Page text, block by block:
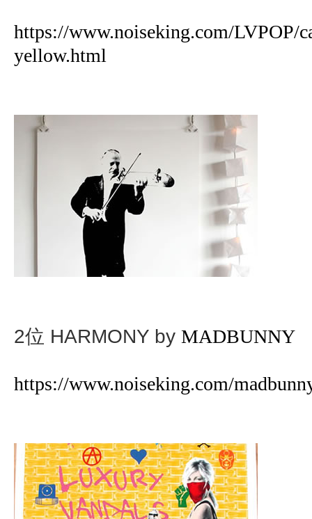
https://www.noiseking.com/LVPOP/
yellow.html
2位 HARMONY by MADBUNNY
https://www.noiseking.com/